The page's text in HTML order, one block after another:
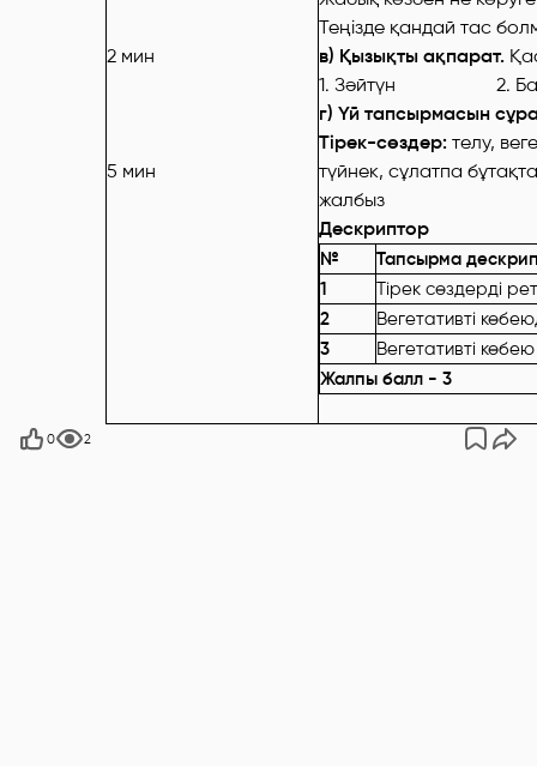
2 мин
5 мин
Теңізде қандай тас
в) Қызықты ақпарат.
1. Зәйтүн 2.
г) Үй тапсырмасын
Тірек-сөздер: телу,
түйнек, сұлатпа
жалбыз
Дескриптор
№
Тапсырма
1
Тірек сөздерді
2
Вегетативті
3
Вегетативті
Жалпы балл - 3
0 2